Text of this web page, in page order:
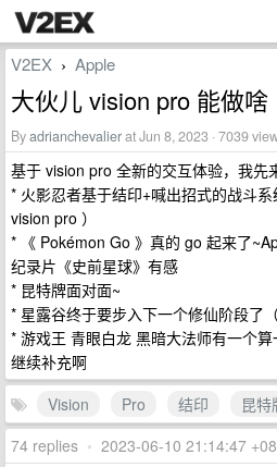
V2EX › Apple
大伙儿 vision pro 能做啥
Byadrianchevalierat Jun 8, 2023 · 7039
基于 vision pro 全新的交互体验，我先
* 火影忍者基于结印+喊出招式的战斗
vision pro ）
* 《 Pokémon Go 》真的 go 起来了
纪录片《史前星球》有感
* 昆特牌面对面~
* 星露谷终于要步入下一个修仙阶段了（
* 游戏王 青眼白龙 黑暗大法师有一个
继续补充啊
Vision
Pro 结印
昆特
74 replies • 2023-06-10 21:14:47